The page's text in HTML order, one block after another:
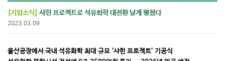
[기업소식] 샤힌 프로젝트로 석유화학 대전환 날개 펼쳤다
2023.03.09
울산공장에서 국내 석유화학 최대 규모 ‘샤힌 프로젝트’ 기공식